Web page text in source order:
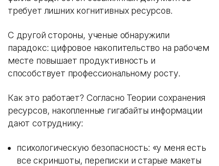
требует лишних когнитивных ресурсов.
С другой стороны, ученые обнаружили
парадокс: цифровое накопительство на рабочем
месте повышает продуктивность и
способствует профессиональному росту.
Как это работает? Согласно Теории сохранения
ресурсов, накопленные гигабайты информации
дают сотруднику:
психологическую безопасность: «у меня есть
все скриншоты, переписки и старые макеты